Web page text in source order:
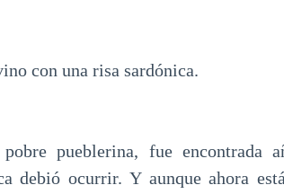
con una risa sardónica.
pueblerina, fue encontrada
debió ocurrir. Y aunque ahora